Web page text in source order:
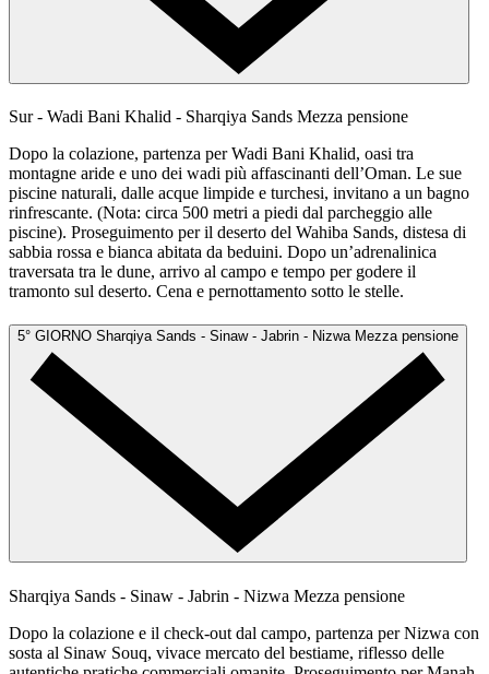
Sur - Wadi Bani Khalid - Sharqiya Sands Mezza pensione
Dopo la colazione, partenza per Wadi Bani Khalid, oasi tra
montagne aride e uno dei wadi più affascinanti dell’Oman. Le sue
piscine naturali, dalle acque limpide e turchesi, invitano a un bagno
rinfrescante. (Nota: circa 500 metri a piedi dal parcheggio alle
piscine). Proseguimento per il deserto del Wahiba Sands, distesa di
sabbia rossa e bianca abitata da beduini. Dopo un’adrenalinica
traversata tra le dune, arrivo al campo e tempo per godere il
tramonto sul deserto. Cena e pernottamento sotto le stelle.
5° GIORNO Sharqiya Sands - Sinaw - Jabrin - Nizwa Mezza pensione
Sharqiya Sands - Sinaw - Jabrin - Nizwa Mezza pensione
Dopo la colazione e il check-out dal campo, partenza per Nizwa con
sosta al Sinaw Souq, vivace mercato del bestiame, riflesso delle